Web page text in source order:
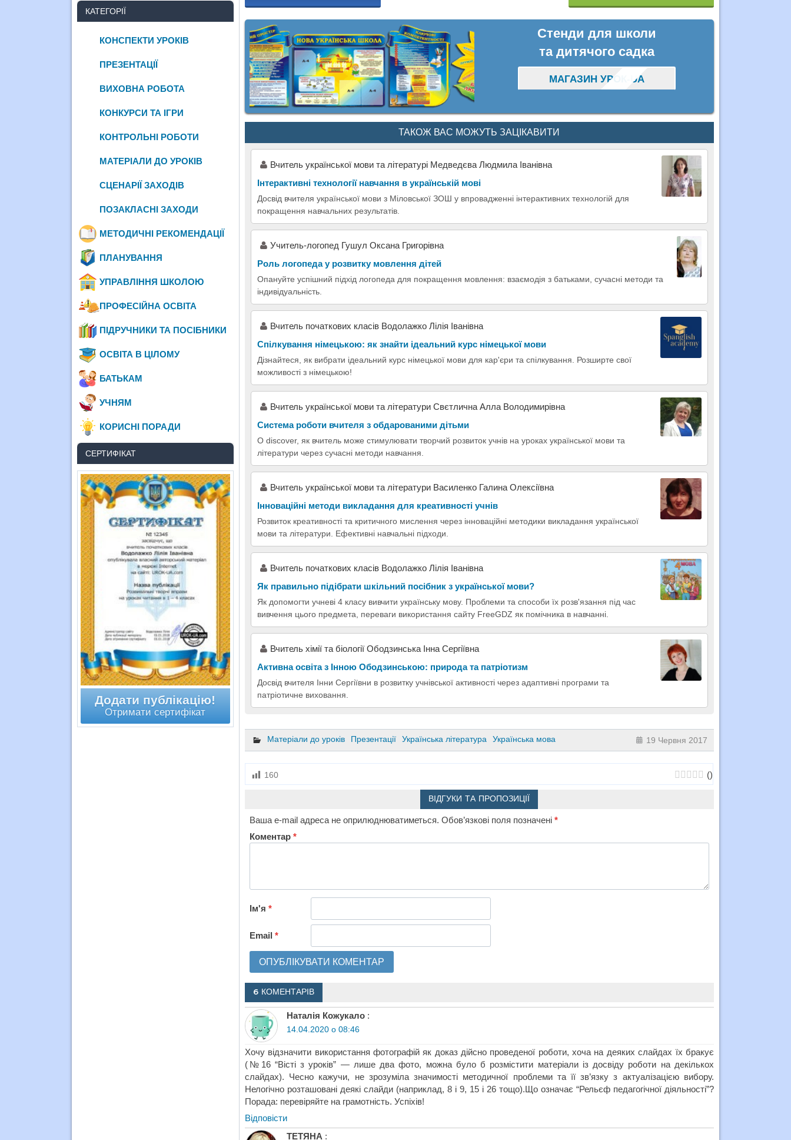
Стенди для школи
та дитячого садка
МАГАЗИН УРОК-UA
ТАКОЖ ВАС МОЖУТЬ ЗАЦІКАВИТИ
Вчитель української мови та літературі Медведєва Людмила Іванівна
Інтерактивні технології навчання в українській мові
Досвід вчителя української мови з Міловської ЗОШ у впровадженні інтерактивних технологій для
покращення навчальних результатів.
Учитель-логопед Гушул Оксана Григорівна
Роль логопеда у розвитку мовлення дітей
Опануйте успішний підхід логопеда для покращення мовлення: взаємодія з батьками, сучасні методи та
індивідуальність.
Вчитель початкових класів Водолажко Лілія Іванівна
Спілкування німецькою: як знайти ідеальний курс німецької мови
Дізнайтеся, як вибрати ідеальний курс німецької мови для кар'єри та спілкування. Розширте свої
можливості з німецькою!
Вчитель української мови та літератури Свєтлична Алла Володимирівна
Система роботи вчителя з обдарованими дітьми
О discover, як вчитель може стимулювати творчий розвиток учнів на уроках української мови та
літератури через сучасні методи навчання.
Вчитель української мови та літератури Василенко Галина Олексіївна
Інноваційні методи викладання для креативності учнів
Розвиток креативності та критичного мислення через інноваційні методики викладання української
мови та літератури. Ефективні навчальні підходи.
Вчитель початкових класів Водолажко Лілія Іванівна
Як правильно підібрати шкільний посібник з української мови?
Як допомогти учневі 4 класу вивчити українську мову. Проблеми та способи їх розв'язання під час
вивчення цього предмета, переваги використання сайту FreeGDZ як помічника в навчанні.
Вчитель хімії та біології Ободзинська Інна Сергіївна
Активна освіта з Інною Ободзинською: природа та патріотизм
Досвід вчителя Інни Сергіївни в розвитку учнівської активності через адаптивні програми та
патріотичне виховання.
Матеріали до уроків Презентації Українська література Українська мова 19 Червня 2017
160 ()
ВІДГУКИ ТА ПРОПОЗИЦІЇ
Ваша e-mail адреса не оприлюднюватиметься. Обов’язкові поля позначені *
Коментар *
Ім'я *
Email *
6 КОМЕНТАРІВ
Наталія Кожукало :
14.04.2020 о 08:46
Хочу відзначити використання фотографій як доказ дійсно проведеної роботи, хоча на деяких слайдах їх бракує
(№16 “Вісті з уроків” — лише два фото, можна було б розмістити матеріали із досвіду роботи на декількох
слайдах). Чесно кажучи, не зрозуміла значимості методичної проблеми та її зв’язку з актуалізацією вибору.
Нелогічно розташовані деякі слайди (наприклад, 8 і 9, 15 і 26 тощо).Що означає “Рельєф педагогічної діяльності”?
Порада: перевіряйте на грамотність. Успіхів!
Відповіcти
ТЕТЯНА :
КАТЕГОРІЇ
КОНСПЕКТИ УРОКІВ
ПРЕЗЕНТАЦІЇ
ВИХОВНА РОБОТА
КОНКУРСИ ТА ІГРИ
КОНТРОЛЬНІ РОБОТИ
МАТЕРІАЛИ ДО УРОКІВ
СЦЕНАРІЇ ЗАХОДІВ
ПОЗАКЛАСНІ ЗАХОДИ
МЕТОДИЧНІ РЕКОМЕНДАЦІЇ
ПЛАНУВАННЯ
УПРАВЛІННЯ ШКОЛОЮ
ПРОФЕСІЙНА ОСВІТА
ПІДРУЧНИКИ ТА ПОСІБНИКИ
ОСВІТА В ЦІЛОМУ
БАТЬКАМ
УЧНЯМ
КОРИСНІ ПОРАДИ
СЕРТИФІКАТ
Додати публікацію!
Отримати сертифікат